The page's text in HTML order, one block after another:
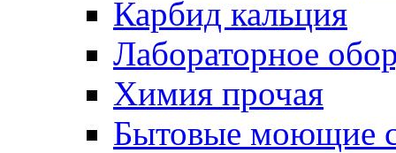
Карбид кальция
Лабораторное
Химия прочая
Бытовые моющие